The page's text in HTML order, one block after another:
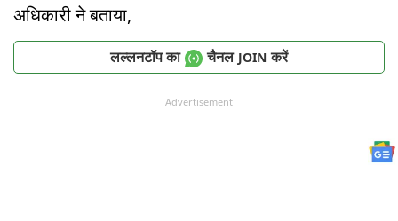
अधिकारी ने बताया,
लल्लनटॉप का चैनल JOIN करें
Advertisement